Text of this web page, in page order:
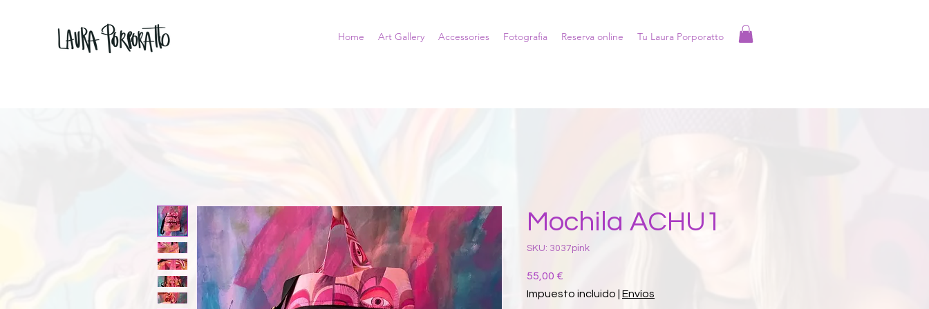
Home Art Gallery Accessories Fotografia Reserva online Tu Laura Porporatto
Mochila ACHU1
SKU: 3037pink
55,00 €
Impuesto incluido
Envíos